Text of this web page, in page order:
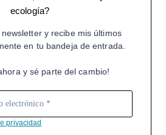
ecología?
y recibe mis últimos
en tu bandeja de entrada.
y sé parte del cambio!
privacidad